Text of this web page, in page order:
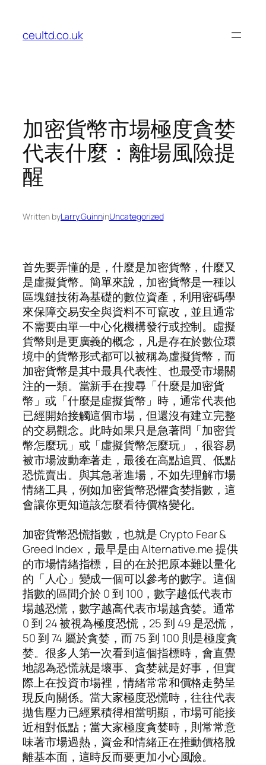
content
ceultd.co.uk
加密貨幣市場極度貪婪
代表什麼：離場風險提
醒
Written byLarry GuinninUncategorized
首先要弄懂的是，什麼是加密貨幣，什麼又
是虛擬貨幣。簡單來說，加密貨幣是一種以
區塊鏈技術為基礎的數位資產，利用密碼學
來保障交易安全與資料不可竄改，並且通常
不需要由單一中心化機構發行或控制。虛擬
貨幣則是更廣義的概念，凡是存在於數位環
境中的貨幣形式都可以被稱為虛擬貨幣，而
加密貨幣是其中最具代表性、也最受市場關
注的一類。當新手在搜尋「什麼是加密貨
幣」或「什麼是虛擬貨幣」時，通常代表他
已經開始接觸這個市場，但還沒有建立完整
的交易觀念。此時如果只是急著問「加密貨
幣怎麼玩」或「虛擬貨幣怎麼玩」，很容易
被市場波動牽著走，最後在高點追買、低點
恐慌賣出。與其急著進場，不如先理解市場
情緒工具，例如加密貨幣恐懼貪婪指數，這
會讓你更知道該怎麼看待價格變化。
加密貨幣恐慌指數，也就是 Crypto Fear &
Greed Index，最早是由 Alternative.me 提供
的市場情緒指標，目的在於把原本難以量化
的「人心」變成一個可以參考的數字。這個
指數的區間介於 0 到 100，數字越低代表市
場越恐慌，數字越高代表市場越貪婪。通常
0 到 24 被視為極度恐慌，25 到 49 是恐慌，
50 到 74 屬於貪婪，而 75 到 100 則是極度貪
婪。很多人第一次看到這個指標時，會直覺
地認為恐慌就是壞事、貪婪就是好事，但實
際上在投資市場裡，情緒常常和價格走勢呈
現反向關係。當大家極度恐慌時，往往代表
拋售壓力已經累積得相當明顯，市場可能接
近相對低點；當大家極度貪婪時，則常常意
味著市場過熱，資金和情緒正在推動價格脫
離基本面，這時反而要更加小心風險。